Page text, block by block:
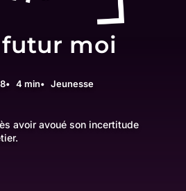
moi
4 min Jeunesse
avoir avoué son incertitude